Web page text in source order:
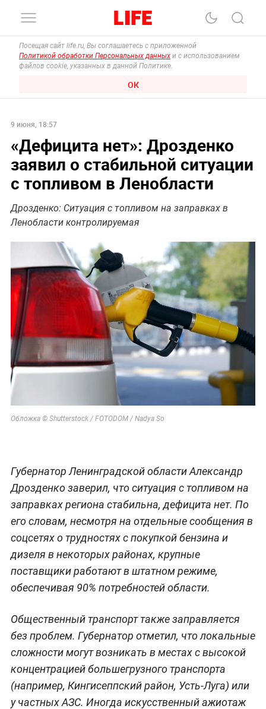
Посещая сайт life.ru, Вы соглашаетесь с приложенной
Политикой обработки Персональных данных и с использованием
файлов cookie, указанных в данной Политике.
ОК
9 июня, 18:57
«Дефицита нет»: Дрозденко
заявил о стабильной ситуации
с топливом в Ленобласти
Дрозденко: Ситуация с топливом на заправках в
Ленобласти контролируемая
Обложка © Shutterstock / FOTODOM / Nadya So
Губернатор Ленинградской области Александр
Дрозденко заверил, что ситуация с топливом на
заправках региона стабильна, дефицита нет. По
его словам, несмотря на отдельные сообщения в
соцсетях о трудностях с покупкой бензина и
дизеля в некоторых районах, крупные
поставщики работают в штатном режиме,
обеспечивая 90% потребностей области.
Общественный транспорт также заправляется
без проблем. Губернатор отметил, что локальные
сложности могут возникать в местах с высокой
концентрацией большегрузного транспорта
(например, Кингисеппский район, Усть-Луга) или
у частных АЗС. Иногда искусственный ажиотаж